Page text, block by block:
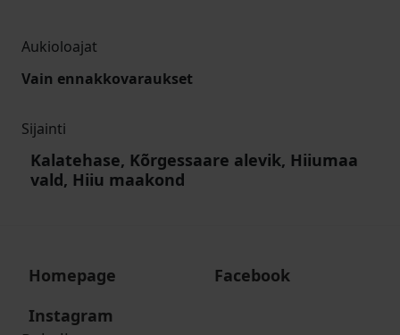
Aukioloajat
Vain ennakkovaraukset
Sijainti
Kalatehase, Kõrgessaare alevik, Hiiumaa
vald, Hiiu maakond
Homepage
Facebook
Instagram